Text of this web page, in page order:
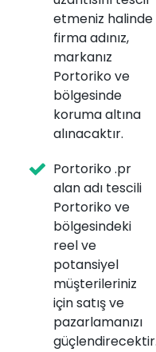
etmeniz halinde
firma adınız,
markanız
Portoriko ve
bölgesinde
koruma altına
alınacaktır.
Portoriko .pr
alan adı tescili
Portoriko ve
bölgesindeki
reel ve
potansiyel
müşterileriniz
için satış ve
pazarlamanızı